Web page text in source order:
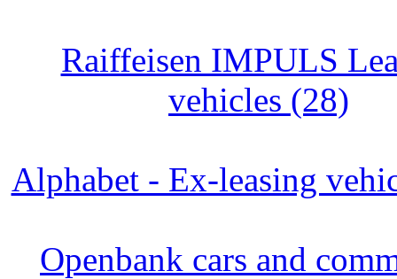
Raiffeisen IMPULS
vehicles (28)
Alphabet - Ex-leasing
Openbank cars and